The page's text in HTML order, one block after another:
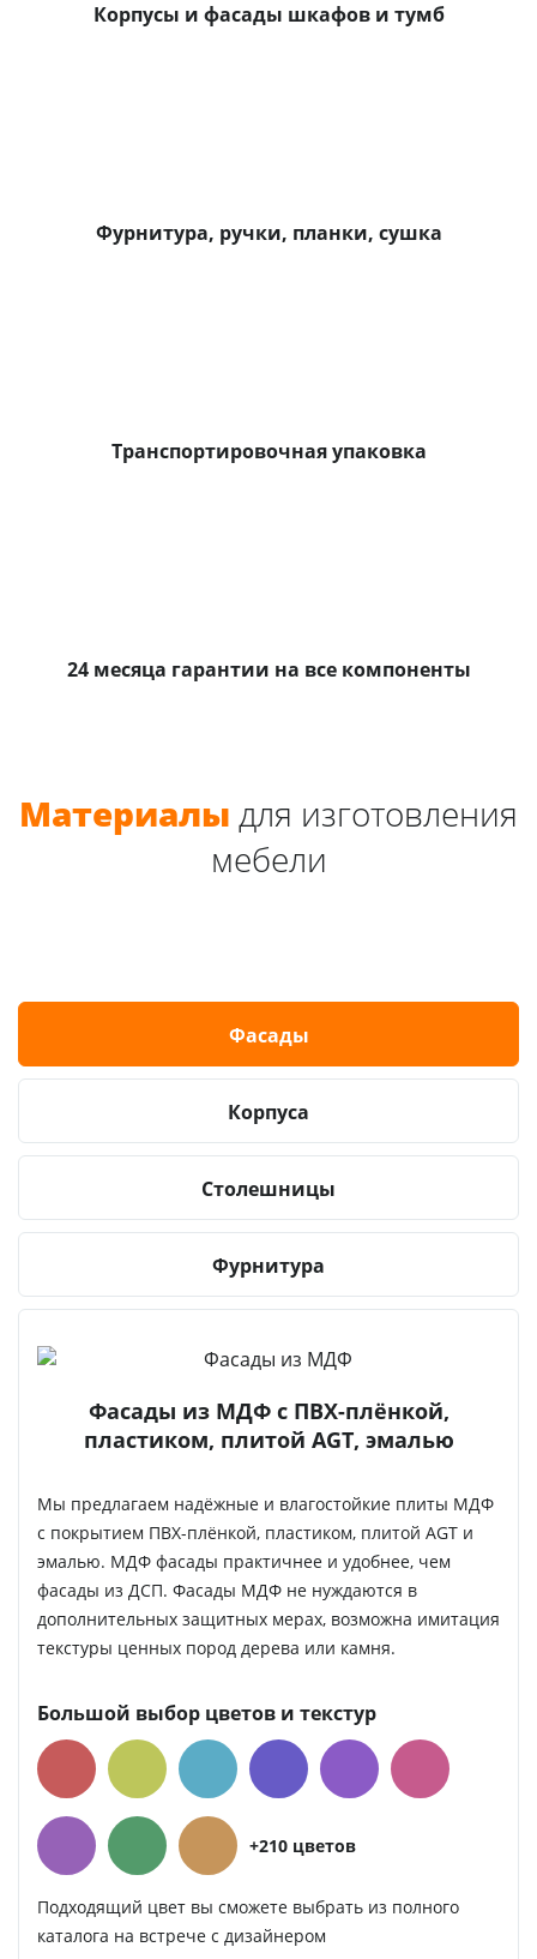
Корпусы и фасады шкафов и тумб
Фурнитура, ручки, планки, сушка
Транспортировочная упаковка
24 месяца гарантии на все компоненты
Материалы для изготовления
мебели
Фасады
Корпуса
Столешницы
Фурнитура
Фасады из МДФ с ПВХ-плёнкой,
пластиком, плитой AGT, эмалью
Мы предлагаем надёжные и влагостойкие плиты МДФ
с покрытием ПВХ-плёнкой, пластиком, плитой AGT и
эмалью. МДФ фасады практичнее и удобнее, чем
фасады из ДСП. Фасады МДФ не нуждаются в
дополнительных защитных мерах, возможна имитация
текстуры ценных пород дерева или камня.
Большой выбор цветов и текстур
+210 цветов
Подходящий цвет вы сможете выбрать из полного
каталога на встрече с дизайнером